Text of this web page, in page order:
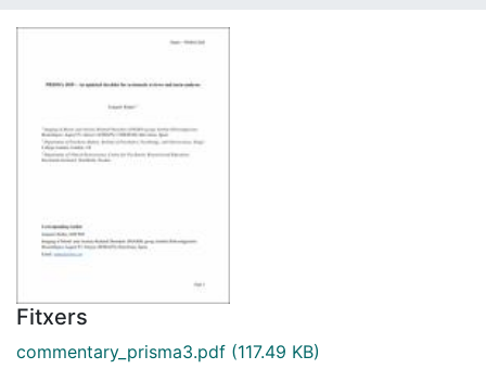
Contacte
Fitxers
commentary_prisma3.pdf (117.49 KB)